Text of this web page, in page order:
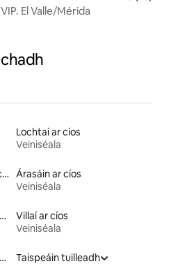
El Valle/Mérida
Lochtaí ar cíos
Veiniséala
Lóistí éiceabhácha dúlra ar cíos Árasáin ar cíos
Veiniséala
Lóistíní ar cíos atá oiriúnach do pheataí
Villaí ar cíos
Veiniséala
Lóistíní ar cíos atá oiriúnach do theaghlaigh
Taispeáin tuilleadh